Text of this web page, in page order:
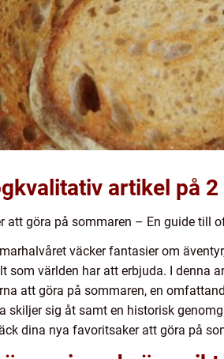
artikel på 2
att göra på sommaren – En guide till
väcker fantasier om
som världen har att erbjuda. I denna
att göra på sommaren, en
skiljer sig åt samt en historisk
dina nya favoritsaker att göra på